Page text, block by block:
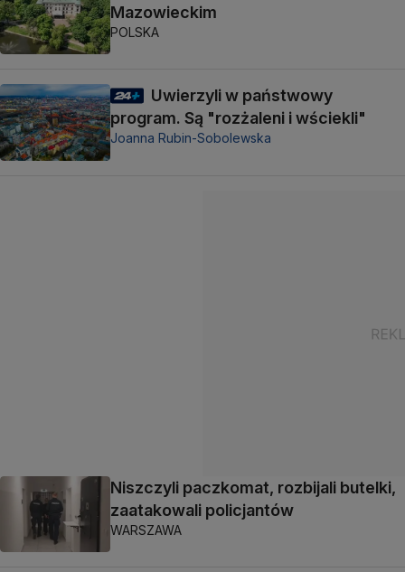
Mazowieckim
POLSKA
Uwierzyli w państwowy
program. Są "rozżaleni i wściekli"
Joanna Rubin-Sobolewska
Niszczyli paczkomat, rozbijali butelki,
zaatakowali policjantów
WARSZAWA